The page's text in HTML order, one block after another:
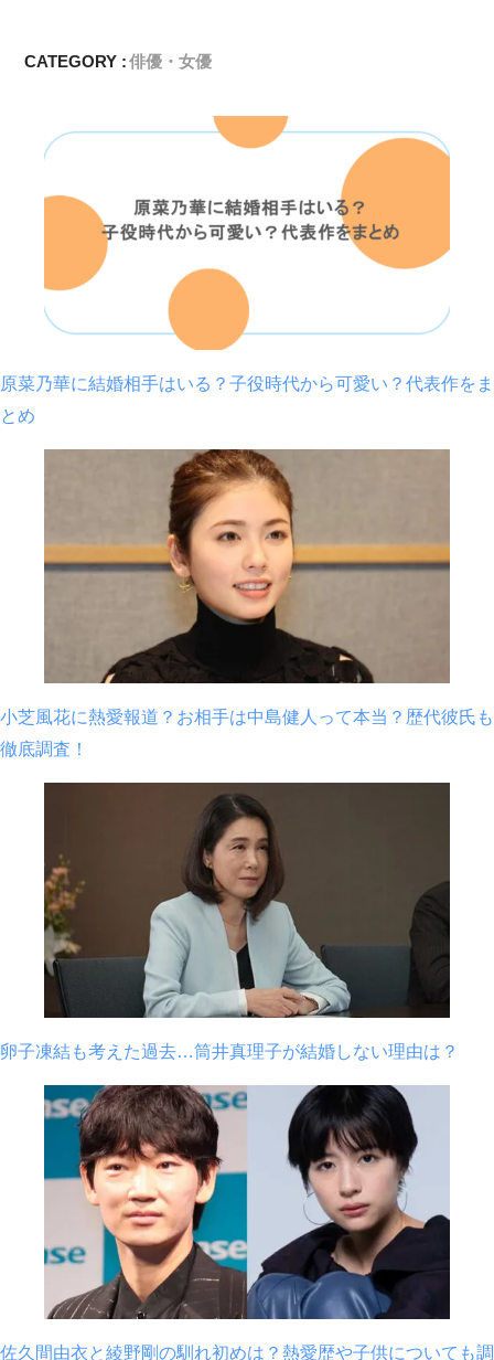
CATEGORY :俳優・女優
原菜乃華に結婚相手はいる？子役時代から可愛い？代表作をま
とめ
小芝風花に熱愛報道？お相手は中島健人って本当？歴代彼氏も
徹底調査！
卵子凍結も考えた過去…筒井真理子が結婚しない理由は？
佐久間由衣と綾野剛の馴れ初めは？熱愛歴や子供についても調